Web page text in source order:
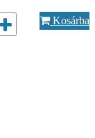
Kosárba